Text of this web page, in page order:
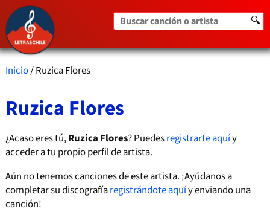
Buscar canción o artista 🔍
Inicio/ Ruzica Flores
Ruzica Flores
¿Acaso eres tú,Ruzica Flores? Puedesregistrarte aquíy
acceder a tu propio perfil de artista.
Aún no tenemos canciones de este artista. ¡Ayúdanos a
completar su discografíaregistrándote aquíy enviando una
canción!